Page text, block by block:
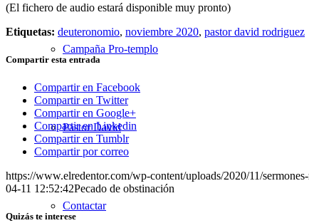
Campaña Pro-templo
Pastor David
Contactar
(El fichero de audio estará disponible muy pronto)
Etiquetas: deuteronomio, noviembre 2020, pastor david rodriguez
Compartir esta entrada
Compartir en Facebook
Compartir en Twitter
Compartir en Google+
Compartir en Linkedin
Compartir en Tumblr
Compartir por correo
https://www.elredentor.com/wp-content/uploads/2020/11/
04-11 12:52:42Pecado de obstinación
Quizás te interese